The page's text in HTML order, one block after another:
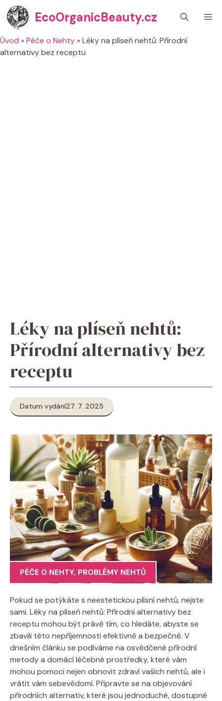
Přeskočit
na
obsah
EcoOrganicBeauty.cz
Úvod »Péče o Nehty »Léky na plíseň nehtů: Přírodní
alternativy bez receptu
Léky na plíseň nehtů:
Přírodní alternativy bez
receptu
Datum vydání27. 7. 2025
PÉČE O NEHTY, PROBLÉMY NEHTŮ
Pokud se potýkáte s neestetickou plísní nehtů, nejste
sami. Léky na plíseň nehtů: Přírodní alternativy bez
receptu mohou být právě tím, co hledáte, abyste se
zbavili této nepříjemnosti efektivně a bezpečně. V
dnešním článku se podíváme na osvědčené přírodní
metody a domácí léčebné prostředky, které vám
mohou pomoci nejen obnovit zdraví vašich nehtů, ale i
vrátit vám sebevědomí. Připravte se na objevování
přírodních alternativ, které jsou jednoduché, dostupné